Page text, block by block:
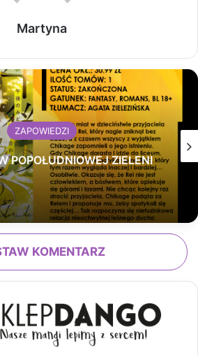
Martyna
ZAPOWIEDZI
POPOŁUDNIOWEJ ZIELENI
KOMENTARZ